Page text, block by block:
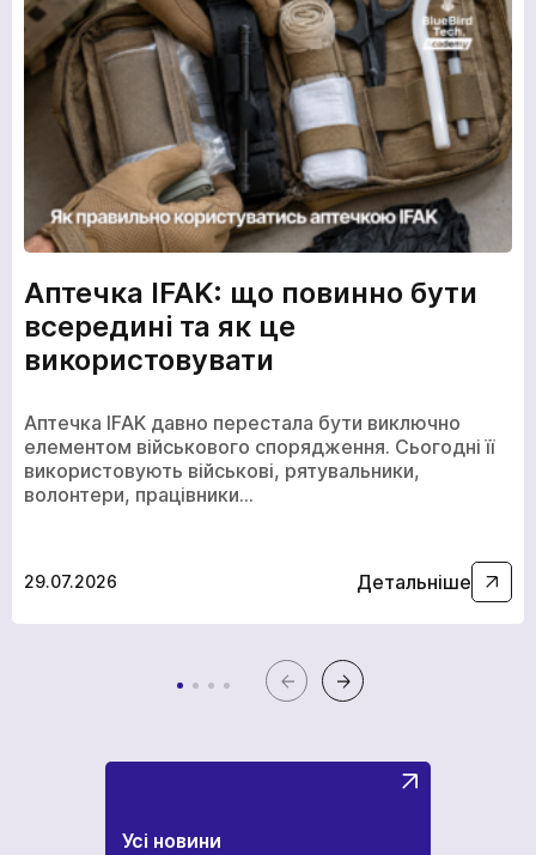
Аптечка IFAK: що повинно бути
всередині та як це
використовувати
Аптечка IFAK давно перестала бути виключно
елементом військового спорядження. Сьогодні її
використовують військові, рятувальники,
волонтери, працівники…
29.07.2026 Детальніше
Усі новини